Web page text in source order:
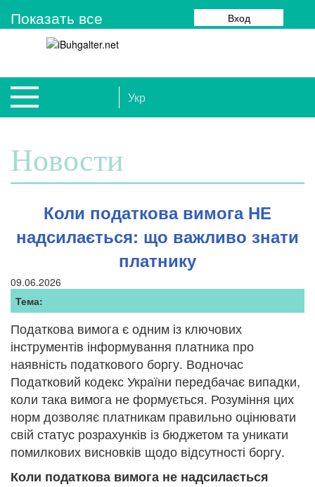
Показать все Вход
Укр
Новости
Коли податкова вимога НЕ
надсилається: що важливо знати
платнику
09.06.2026
Тема:
Податкова вимога є одним із ключових
інструментів інформування платника про
наявність податкового боргу. Водночас
Податковий кодекс України передбачає випадки,
коли така вимога не формується. Розуміння цих
норм дозволяє платникам правильно оцінювати
свій статус розрахунків із бюджетом та уникати
помилкових висновків щодо відсутності боргу.
Коли податкова вимога не надсилається